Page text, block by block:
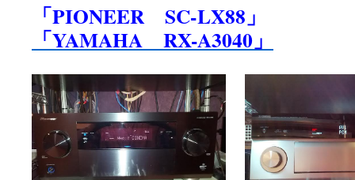
「PIONEER SC-LX88」
「YAMAHA RX-A3040」